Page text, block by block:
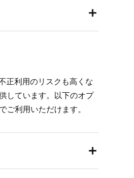
カード情報の手入力が有
します。
号、有効期限、セキュ
す。
正利用のリスクも高くな
しています。以下のオプ
ご利用いただけます。